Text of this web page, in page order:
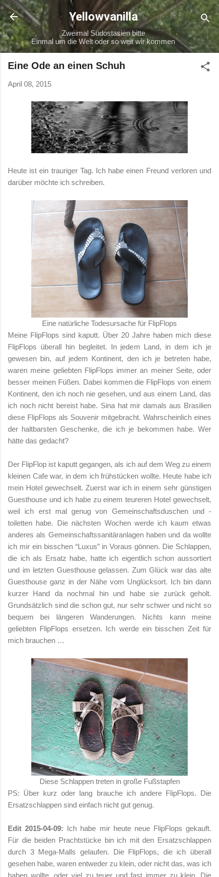
Direkt zum Hauptbereich
Yellowvanilla
Zweimal Südostasien bitte
Einmal um die Welt oder so weit wir kommen
Eine Ode an einen Schuh
April 08, 2015
Heute ist ein trauriger Tag. Ich habe einen Freund verloren und
darüber möchte ich schreiben.
Eine natürliche Todesursache für FlipFlops
Meine FlipFlops sind kaputt. Über 20 Jahre haben mich diese
FlipFlops überall hin begleitet. In jedem Land, in dem ich je
gewesen bin, auf jedem Kontinent, den ich je betreten habe,
waren meine geliebten FlipFlops immer an meiner Seite, oder
besser meinen Füßen. Dabei kommen die FlipFlops von einem
Kontinent, den ich noch nie gesehen, und aus einem Land, das
ich noch nicht bereist habe. Sina hat mir damals aus Brasilien
diese FlipFlops als Souvenir mitgebracht. Wahrscheinlich eines
der haltbarsten Geschenke, die ich je bekommen habe. Wer
hätte das gedacht?
Der FlipFlop ist kaputt gegangen, als ich auf dem Weg zu einem
kleinen Cafe war, in dem ich frühstücken wollte. Heute habe ich
mein Hotel gewechselt. Zuerst war ich in einem sehr günstigen
Guesthouse und ich habe zu einem teureren Hotel gewechselt,
weil ich erst mal genug von Gemeinschaftsduschen und -
toiletten habe. Die nächsten Wochen werde ich kaum etwas
anderes als Gemeinschaftssanitäranlagen haben und da wollte
ich mir ein bisschen “Luxus” in Voraus gönnen. Die Schlappen,
die ich als Ersatz habe, hatte ich eigentlich schon aussortiert
und im letzten Guesthouse gelassen. Zum Glück war das alte
Guesthouse ganz in der Nähe vom Unglücksort. Ich bin dann
kurzer Hand da nochmal hin und habe sie zurück geholt.
Grundsätzlich sind die schon gut, nur sehr schwer und nicht so
bequem bei längeren Wanderungen. Nichts kann meine
geliebten FlipFlops ersetzen. Ich werde ein bisschen Zeit für
mich brauchen …
Diese Schlappen treten in große Fußstapfen
PS: Über kurz oder lang brauche ich andere FlipFlops. Die
Ersatzschlappen sind einfach nicht gut genug.
Edit 2015-04-09: Ich habe mir heute neue FlipFlops gekauft.
Für die beiden Prachtstücke bin ich mit den Ersatzschlappen
durch 3 Mega-Malls gelaufen. Die FlipFlops, die ich überall
gesehen habe, waren entweder zu klein, oder nicht das, was ich
haben wollte, oder viel zu teuer und fast immer zu klein. Die